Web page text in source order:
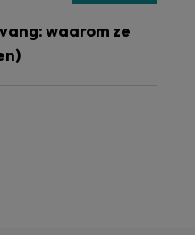
waarom ze